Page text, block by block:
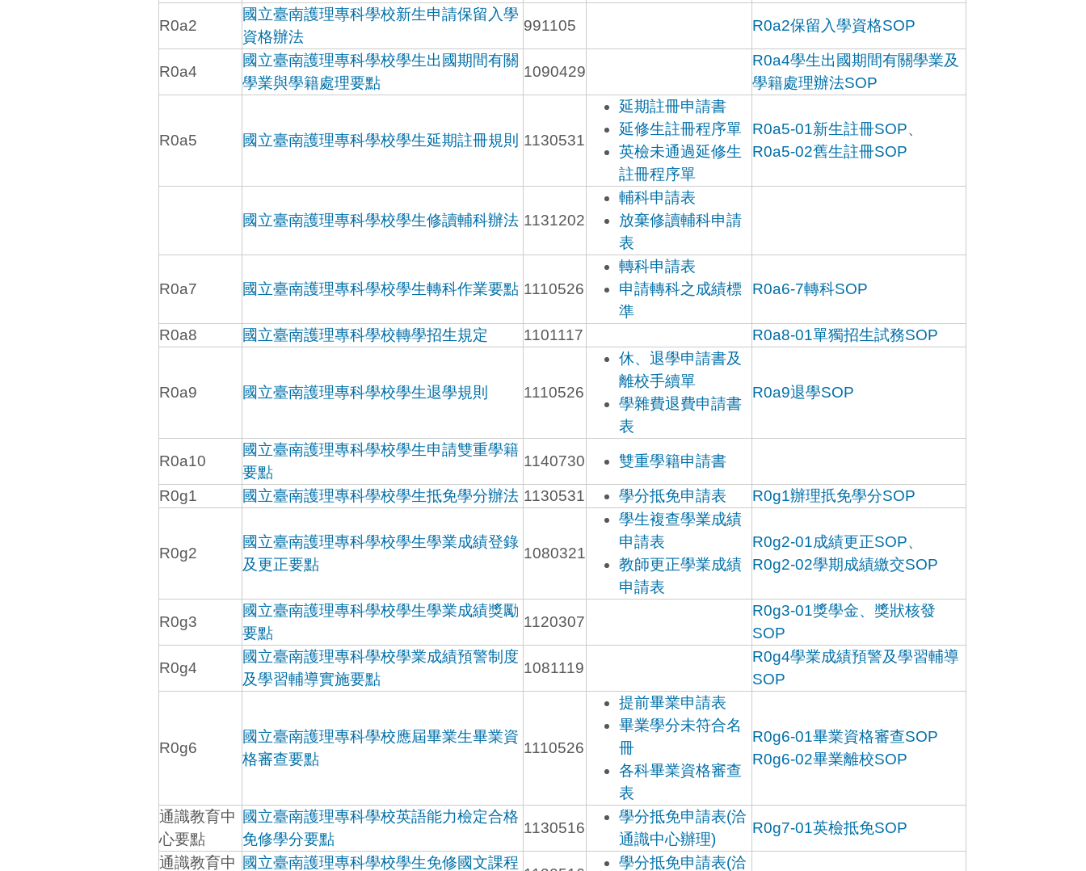
R0a2
國立臺南護理專科學校新生申請保留入學
資格辦法
991105 R0a2保留入學資格SOP
R0a4
國立臺南護理專科學校學生出國期間有關
學業與學籍處理要點
1090429
R0a4學生出國期間有關學業及
學籍處理辦法SOP
R0a5 國立臺南護理專科學校學生延期註冊規則 1130531
延期註冊申請書
延修生註冊程序單
英檢未通過延修生
註冊程序單
R0a5-01新生註冊SOP、
R0a5-02舊生註冊SOP
國立臺南護理專科學校學生修讀輔科辦法 1131202
輔科申請表
放棄修讀輔科申請
表
R0a7 國立臺南護理專科學校學生轉科作業要點 1110526
轉科申請表
申請轉科之成績標
準
R0a6-7轉科SOP
R0a8 國立臺南護理專科學校轉學招生規定 1101117 R0a8-01單獨招生試務SOP
R0a9 國立臺南護理專科學校學生退學規則 1110526
休、退學申請書及
離校手續單
學雜費退費申請書
表
R0a9退學SOP
R0a10
國立臺南護理專科學校學生申請雙重學籍
要點
1140730 雙重學籍申請書
R0g1 國立臺南護理專科學校學生抵免學分辦法 1130531 學分抵免申請表 R0g1辦理扺免學分SOP
R0g2
國立臺南護理專科學校學生學業成績登錄
及更正要點
1080321
學生複查學業成績
申請表
教師更正學業成績
申請表
R0g2-01成績更正SOP、
R0g2-02學期成績繳交SOP
R0g3
國立臺南護理專科學校學生學業成績獎勵
要點
1120307
R0g3-01獎學金、獎狀核發
SOP
R0g4
國立臺南護理專科學校學業成績預警制度
及學習輔導實施要點
1081119
R0g4學業成績預警及學習輔導
SOP
R0g6
國立臺南護理專科學校應屆畢業生畢業資
格審查要點
1110526
提前畢業申請表
畢業學分未符合名
冊
各科畢業資格審查
表
R0g6-01畢業資格審查SOP
R0g6-02畢業離校SOP
通識教育中
心要點
國立臺南護理專科學校英語能力檢定合格
免修學分要點
1130516
學分抵免申請表(洽
通識中心辦理)
R0g7-01英檢抵免SOP
通識教育中 國立臺南護理專科學校學生免修國文課程 學分抵免申請表(洽